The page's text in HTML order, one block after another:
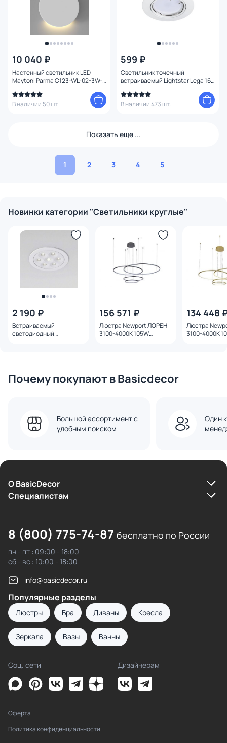
10 040 ₽
Настенный светильник LED
Maytoni Parma C123-WL-02-3W-
В наличии 50 шт.
599 ₽
Светильник точечный
встраиваемый Lightstar Lega 16
В наличии 473 шт.
Показать еще ...
1 2 3 4 5
Новинки категории "Светильники круглые"
2 190 ₽
Встраиваемый
светодиодный
156 571 ₽
Люстра Newport ЛОРЕН
3100-4000K 105W
134 448
Люстра
3100-4000K
Почему покупают в Basicdecor
Большой ассортимент с
удобным поиском
Один
О BasicDecor
Cпециалистам
8 (800) 775-74-87 бесплатно по России
пн - пт : 09:00 - 18:00
сб - вс : 10:00 - 18:00
info@basicdecor.ru
Популярные разделы
Люстры Бра Диваны Кресла
Зеркала Вазы Ванны
Соц. сети Дизайнерам
Оферта
Политика конфиденциальности